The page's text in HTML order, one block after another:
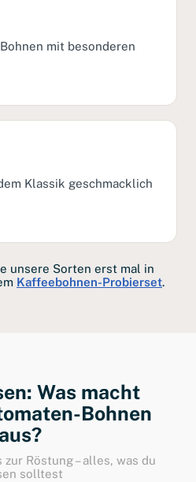
mit besonderen
Klassik geschmacklich
unsere Sorten erst mal in
Kaffeebohnen-Probierset.
Was macht
Bohnen
aus?
Röstung – alles, was du
solltest